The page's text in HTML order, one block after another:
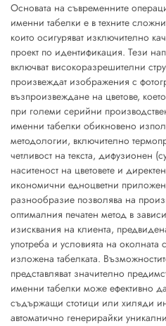
Основата на съвременните
именни табелки е в техните
които осигуряват изключително
проект по идентификация. Тези
включват високоразрешителни
произвеждат изображения с
възпроизвеждане на цветове,
при големи серийни
именни табелки обикновено
методологии, включително
четливост на текста, дифузионен
наситеност на цветовете и
икономични едноцветни
разнообразие позволява на
оптималния печатен метод в
изисквания на клиента,
употреба и условията на
изложена табелката.
представляват значително
именни табелки може ефективно
съдържащи стотици или хиляди
автоматично генерирайки